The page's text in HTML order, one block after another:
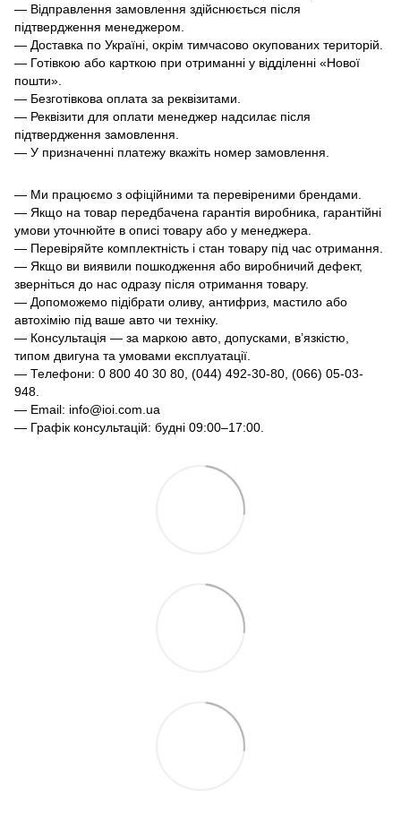
— Відправлення замовлення здійснюється після
підтвердження менеджером.
— Доставка по Україні, окрім тимчасово окупованих територій.
— Готівкою або карткою при отриманні у відділенні «Нової
пошти».
— Безготівкова оплата за реквізитами.
— Реквізити для оплати менеджер надсилає після
підтвердження замовлення.
— У призначенні платежу вкажіть номер замовлення.
— Ми працюємо з офіційними та перевіреними брендами.
— Якщо на товар передбачена гарантія виробника, гарантійні
умови уточнюйте в описі товару або у менеджера.
— Перевіряйте комплектність і стан товару під час отримання.
— Якщо ви виявили пошкодження або виробничий дефект,
зверніться до нас одразу після отримання товару.
— Допоможемо підібрати оливу, антифриз, мастило або
автохімію під ваше авто чи техніку.
— Консультація — за маркою авто, допусками, в’язкістю,
типом двигуна та умовами експлуатації.
— Телефони: 0 800 40 30 80, (044) 492-30-80, (066) 05-03-
948.
— Email: info@ioi.com.ua
— Графік консультацій: будні 09:00–17:00.